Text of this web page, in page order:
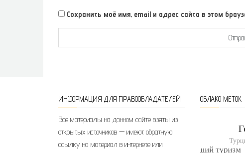
Сохранить моё имя, email и адрес сайта в этом
ИНФОРМАЦИЯ ДЛЯ ПРАВООБЛАДАТЕЛЕЙ
Все материалы на данном сайте взяты из
открытых источников — имеют обратную
ссылку на материал в интернете или
ОБЛАКО МЕТОК